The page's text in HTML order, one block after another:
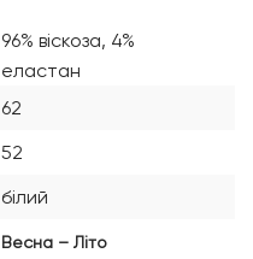
96% віскоза, 4%
еластан
62
52
білий
Весна – Літо